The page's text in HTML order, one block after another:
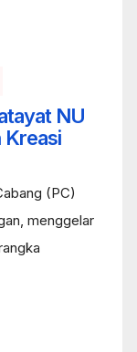
NU
Kreasi
(PC)
menggelar